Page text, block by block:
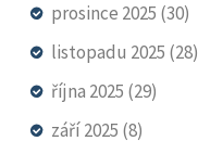
prosince 2025 (30)
listopadu 2025 (28)
října 2025 (29)
září 2025 (8)